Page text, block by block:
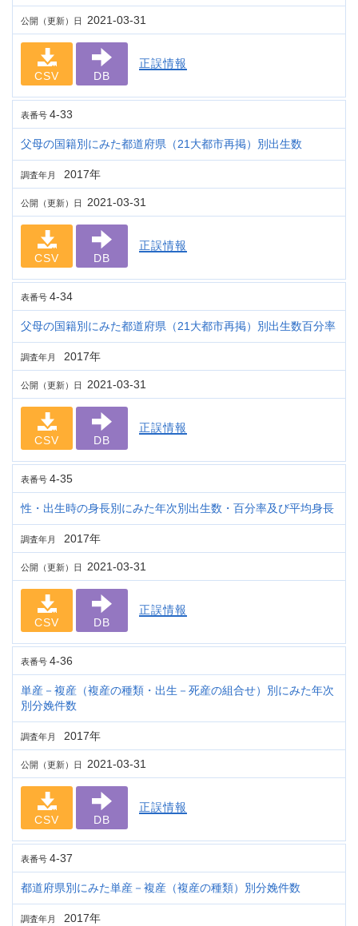
公開（更新）日 2021-03-31
CSV DB
正誤情報
表番号 4-33
父母の国籍別にみた都道府県（21大都市再掲）別出生数
調査年月 2017年
公開（更新）日 2021-03-31
CSV DB
正誤情報
表番号 4-34
父母の国籍別にみた都道府県（21大都市再掲）別出生数百分率
調査年月 2017年
公開（更新）日 2021-03-31
CSV DB
正誤情報
表番号 4-35
性・出生時の身長別にみた年次別出生数・百分率及び平均身長
調査年月 2017年
公開（更新）日 2021-03-31
CSV DB
正誤情報
表番号 4-36
単産－複産（複産の種類・出生－死産の組合せ）別にみた年次
別分娩件数
調査年月 2017年
公開（更新）日 2021-03-31
CSV DB
正誤情報
表番号 4-37
都道府県別にみた単産－複産（複産の種類）別分娩件数
調査年月 2017年